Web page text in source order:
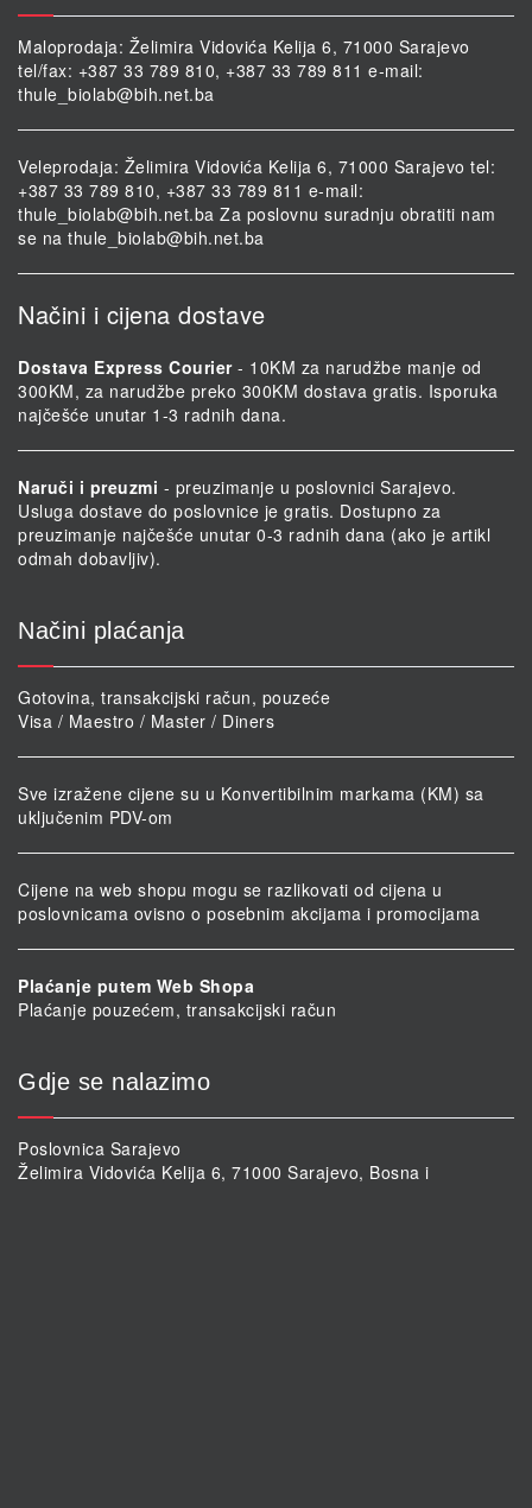
Maloprodaja: Želimira Vidovića Kelija 6, 71000 Sarajevo
tel/fax: +387 33 789 810, +387 33 789 811 e-mail:
thule_biolab@bih.net.ba
Veleprodaja: Želimira Vidovića Kelija 6, 71000 Sarajevo tel:
+387 33 789 810, +387 33 789 811 e-mail:
thule_biolab@bih.net.ba Za poslovnu suradnju obratiti nam
se na thule_biolab@bih.net.ba
Načini i cijena dostave
Dostava Express Courier- 10KM za narudžbe manje od
300KM, za narudžbe preko 300KM dostava gratis. Isporuka
najčešće unutar 1-3 radnih dana.
Naruči i preuzmi - preuzimanje u poslovnici Sarajevo.
Usluga dostave do poslovnice je gratis. Dostupno za
preuzimanje najčešće unutar 0-3 radnih dana (ako je artikl
odmah dobavljiv).
Načini plaćanja
Gotovina, transakcijski račun, pouzeće
Visa / Maestro / Master / Diners
Sve izražene cijene su u Konvertibilnim markama (KM) sa
uključenim PDV-om
Cijene na web shopu mogu se razlikovati od cijena u
poslovnicama ovisno o posebnim akcijama i promocijama
Plaćanje putem Web Shopa
Plaćanje pouzećem, transakcijski račun
Gdje se nalazimo
Poslovnica Sarajevo
Želimira Vidovića Kelija 6, 71000 Sarajevo, Bosna i